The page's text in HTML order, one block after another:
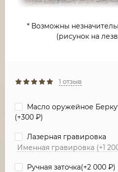
* Возможны
(рисунок на
1 отзыв
Масло оружейное
(+300 ₽)
Лазерная гравировка
Именная гравировка (+1
Ручная заточка(+2 000 ₽)